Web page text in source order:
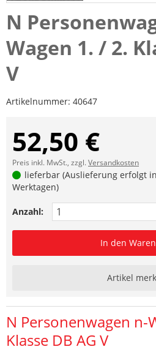
N
Wagen 1. / 2.
V
Artikelnummer: 40647
52,50 €
Preis inkl. MwSt., zzgl.Versandkosten
lieferbar (Auslieferung erfolgt
Werktagen)
Anzahl:
In den
Artikel
N Personenwagen n-
Klasse DB AG V